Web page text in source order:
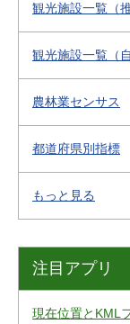
観光施設一覧（
観光施設一覧（
農林業センサス
都道府県別指標
もっと見る
注目アプリ
現在位置とKML